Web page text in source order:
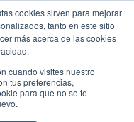
cookies sirven para mejorar
tanto en este sitio
más acerca de las cookies
cuando visites nuestro
tus preferencias,
para que no se te